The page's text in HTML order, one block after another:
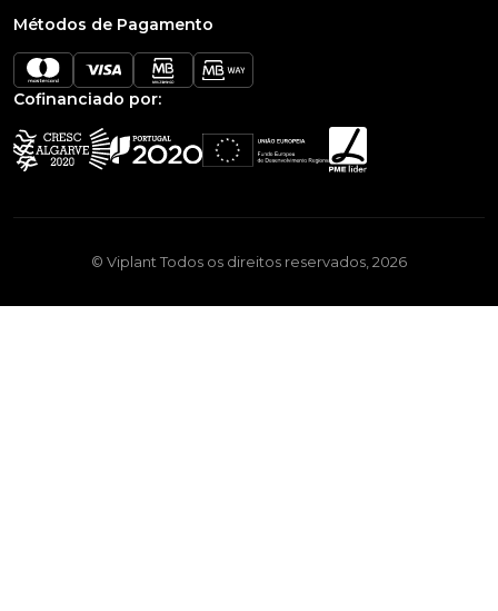
Métodos de Pagamento
Cofinanciado por:
© Viplant Todos os direitos reservados, 2026